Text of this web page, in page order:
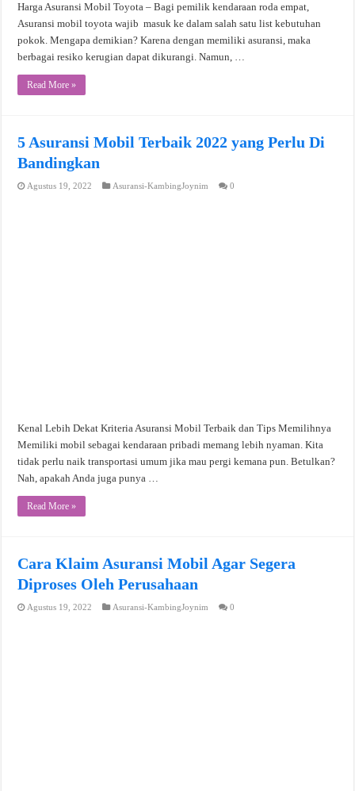
Harga Asuransi Mobil Toyota – Bagi pemilik kendaraan roda empat,
Asuransi mobil toyota wajib masuk ke dalam salah satu list kebutuhan
pokok. Mengapa demikian? Karena dengan memiliki asuransi, maka
berbagai resiko kerugian dapat dikurangi. Namun, …
Read More »
5 Asuransi Mobil Terbaik 2022 yang Perlu Di
Bandingkan
Agustus 19, 2022 Asuransi-KambingJoynim 0
Kenal Lebih Dekat Kriteria Asuransi Mobil Terbaik dan Tips Memilihnya
Memiliki mobil sebagai kendaraan pribadi memang lebih nyaman. Kita
tidak perlu naik transportasi umum jika mau pergi kemana pun. Betulkan?
Nah, apakah Anda juga punya …
Read More »
Cara Klaim Asuransi Mobil Agar Segera
Diproses Oleh Perusahaan
Agustus 19, 2022 Asuransi-KambingJoynim 0